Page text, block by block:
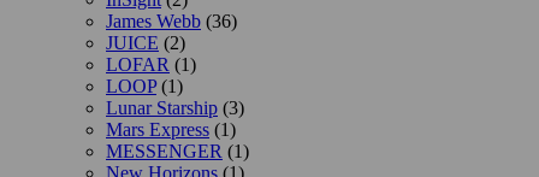
James Webb (36)
JUICE (2)
LOFAR (1)
LOOP(1)
Lunar Starship (3)
Mars Express (1)
MESSENGER (1)
New Horizons (1)